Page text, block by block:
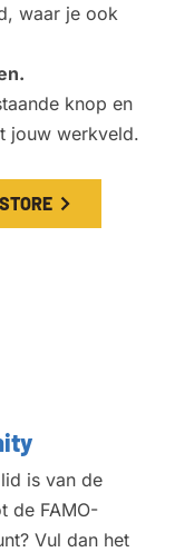
waar je ook
knop en
jouw werkveld.
is van de
de FAMO-
Vul dan het